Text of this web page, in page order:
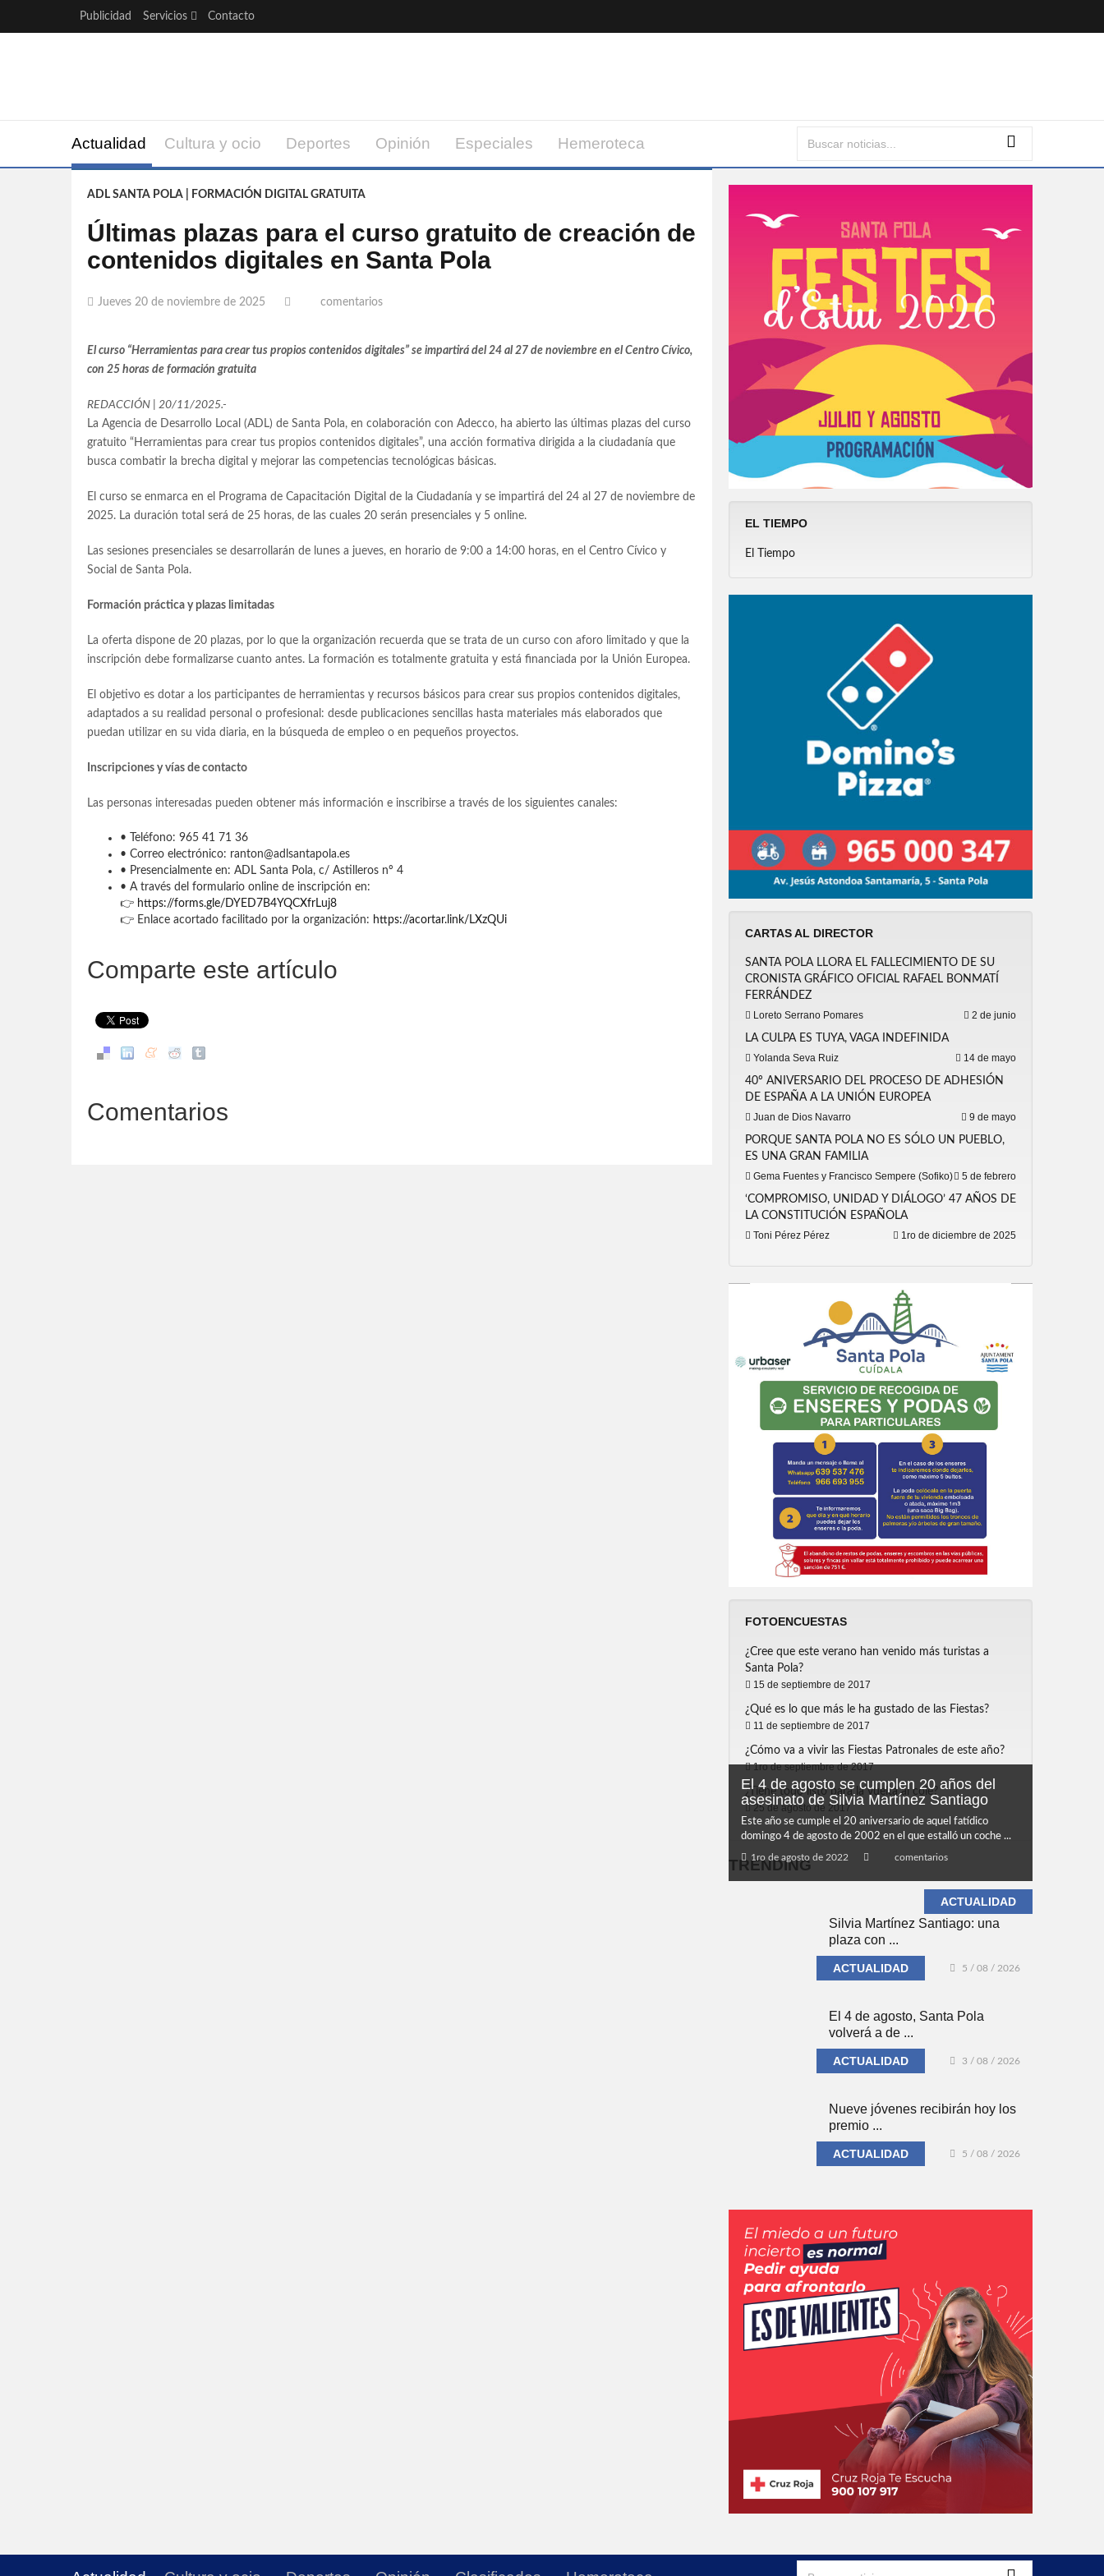
Publicidad Servicios Contacto
Actualidad Cultura y ocio Deportes Opinión Especiales Hemeroteca
ADL SANTA POLA | FORMACIÓN DIGITAL GRATUITA
Últimas plazas para el curso gratuito de creación de
contenidos digitales en Santa Pola
Jueves 20 de noviembre de 2025 comentarios
El curso “Herramientas para crear tus propios contenidos digitales” se impartirá del 24 al 27 de noviembre en el Centro Cívico,
con 25 horas de formación gratuita
REDACCIÓN | 20/11/2025.-
La Agencia de Desarrollo Local (ADL) de Santa Pola, en colaboración con Adecco, ha abierto las últimas plazas del curso
gratuito “Herramientas para crear tus propios contenidos digitales”, una acción formativa dirigida a la ciudadanía que
busca combatir la brecha digital y mejorar las competencias tecnológicas básicas.
El curso se enmarca en el Programa de Capacitación Digital de la Ciudadanía y se impartirá del 24 al 27 de noviembre de
2025. La duración total será de 25 horas, de las cuales 20 serán presenciales y 5 online.
Las sesiones presenciales se desarrollarán de lunes a jueves, en horario de 9:00 a 14:00 horas, en el Centro Cívico y
Social de Santa Pola.
Formación práctica y plazas limitadas
La oferta dispone de 20 plazas, por lo que la organización recuerda que se trata de un curso con aforo limitado y que la
inscripción debe formalizarse cuanto antes. La formación es totalmente gratuita y está financiada por la Unión Europea.
El objetivo es dotar a los participantes de herramientas y recursos básicos para crear sus propios contenidos digitales,
adaptados a su realidad personal o profesional: desde publicaciones sencillas hasta materiales más elaborados que
puedan utilizar en su vida diaria, en la búsqueda de empleo o en pequeños proyectos.
Inscripciones y vías de contacto
Las personas interesadas pueden obtener más información e inscribirse a través de los siguientes canales:
• Teléfono: 965 41 71 36
• Correo electrónico: ranton@adlsantapola.es
• Presencialmente en: ADL Santa Pola, c/ Astilleros nº 4
• A través del formulario online de inscripción en:
👉 https://forms.gle/DYED7B4YQCXfrLuj8
👉 Enlace acortado facilitado por la organización: https://acortar.link/LXzQUi
Comparte este artículo
Comentarios
EL TIEMPO
El Tiempo
CARTAS AL DIRECTOR
SANTA POLA LLORA EL FALLECIMIENTO DE SU
CRONISTA GRÁFICO OFICIAL RAFAEL BONMATÍ
FERRÁNDEZ
Loreto Serrano Pomares 2 de junio
LA CULPA ES TUYA, VAGA INDEFINIDA
Yolanda Seva Ruiz 14 de mayo
40º ANIVERSARIO DEL PROCESO DE ADHESIÓN
DE ESPAÑA A LA UNIÓN EUROPEA
Juan de Dios Navarro 9 de mayo
PORQUE SANTA POLA NO ES SÓLO UN PUEBLO,
ES UNA GRAN FAMILIA
Gema Fuentes y Francisco Sempere (Sofiko) 5 de febrero
‘COMPROMISO, UNIDAD Y DIÁLOGO’ 47 AÑOS DE
LA CONSTITUCIÓN ESPAÑOLA
Toni Pérez Pérez 1ro de diciembre de 2025
FOTOENCUESTAS
¿Cree que este verano han venido más turistas a
Santa Pola?
15 de septiembre de 2017
¿Qué es lo que más le ha gustado de las Fiestas?
11 de septiembre de 2017
¿Cómo va a vivir las Fiestas Patronales de este año?
1ro de septiembre de 2017
¿Tiene todo listo para la vuelta al cole?
25 de agosto de 2017
TRENDING
ACTUALIDAD
El 4 de agosto se cumplen 20 años del
asesinato de Silvia Martínez Santiago
Este año se cumple el 20 aniversario de aquel fatídico
domingo 4 de agosto de 2002 en el que estalló un coche ...
1ro de agosto de 2022 comentarios
Silvia Martínez Santiago: una
plaza con ...
ACTUALIDAD 5 / 08 / 2026
El 4 de agosto, Santa Pola
volverá a de ...
ACTUALIDAD 3 / 08 / 2026
Nueve jóvenes recibirán hoy los
premio ...
ACTUALIDAD 5 / 08 / 2026